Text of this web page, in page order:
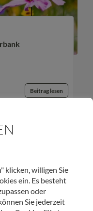
Beitrag lesen
klicken, willigen Sie
ein. Es besteht
oder
Sie jederzeit